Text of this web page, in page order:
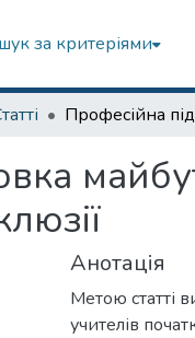
за критеріями
Анотація
Метою статті
учителів